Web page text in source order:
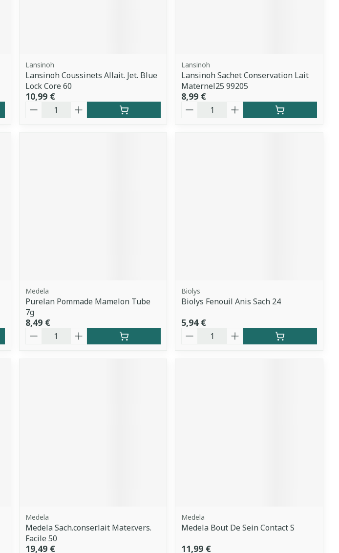
Lansinoh
Lansinoh Coussinets Allait. Jet. Blue
Lock Core 60
10,99 €
Quantité
Lansinoh
Lansinoh Sachet Conservation Lait
Maternel25 99205
8,99 €
Quantité
Medela
Purelan Pommade Mamelon Tube
7g
8,49 €
Quantité
Biolys
Biolys Fenouil Anis Sach 24
5,94 €
Quantité
Medela
Medela Sach.conser.lait Mater.vers.
Facile 50
19,49 €
Medela
Medela Bout De Sein Contact S
11,99 €